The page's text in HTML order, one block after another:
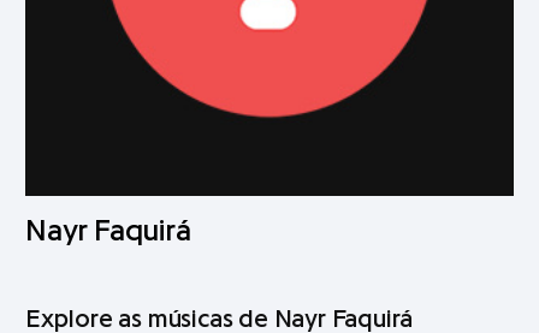
Nayr Faquirá
Explore as músicas de Nayr Faquirá